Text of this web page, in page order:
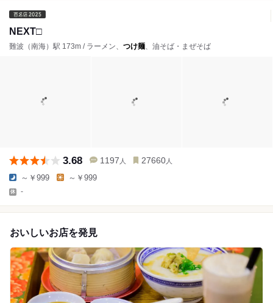
NEXT□
難波（南海）駅 173m / ラーメン、 つけ麺、油そば・まぜそば
3.68 1197 人 27660 人
～￥999 ～￥999
-
おいしいお店を発見